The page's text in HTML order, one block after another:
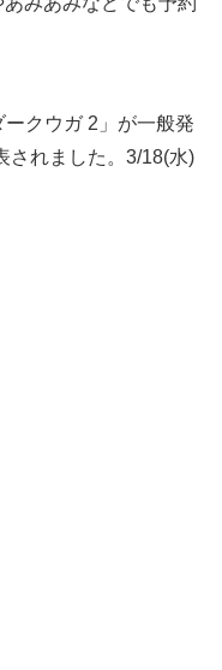
ークウガ 2」が一般発
されました。3/18(水)